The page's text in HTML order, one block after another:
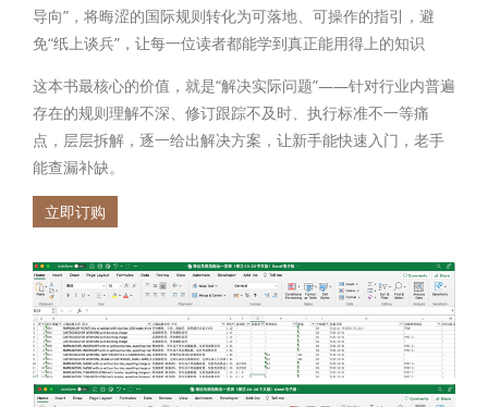
导向”，将晦涩的国际规则转化为可落地、可操作的指引，避
免“纸上谈兵”，让每一位读者都能学到真正能用得上的知识
这本书最核心的价值，就是“解决实际问题”——针对行业内普遍
存在的规则理解不深、修订跟踪不及时、执行标准不一等痛
点，层层拆解，逐一给出解决方案，让新手能快速入门，老手
能查漏补缺。
立即订购